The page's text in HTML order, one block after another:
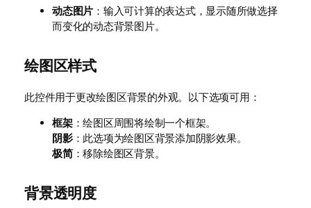
动态图片 ：输入可计算的表达式，显示随所做选择
而变化的动态背景图片。
绘图区样式
此控件用于更改绘图区背景的外观。以下选项可用：
框架：绘图区周围将绘制一个框架。
阴影：此选项为绘图区背景添加阴影效果。
极简：移除绘图区背景。
背景透明度